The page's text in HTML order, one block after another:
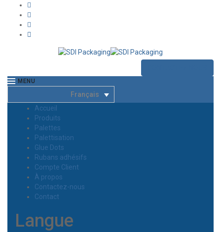
MENU
Français
Accueil
Produits
Palettes
Palettisation
Glue Dots
Rubans adhésifs
Compte Client
À propos
Contactez-nous
Contact
Langue